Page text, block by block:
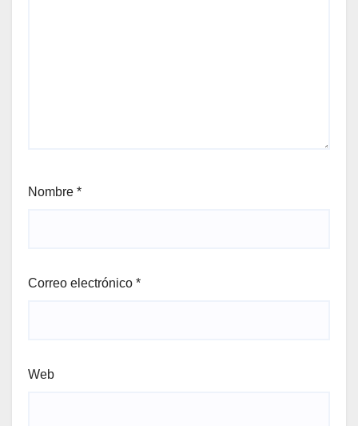
Nombre *
Correo electrónico *
Web